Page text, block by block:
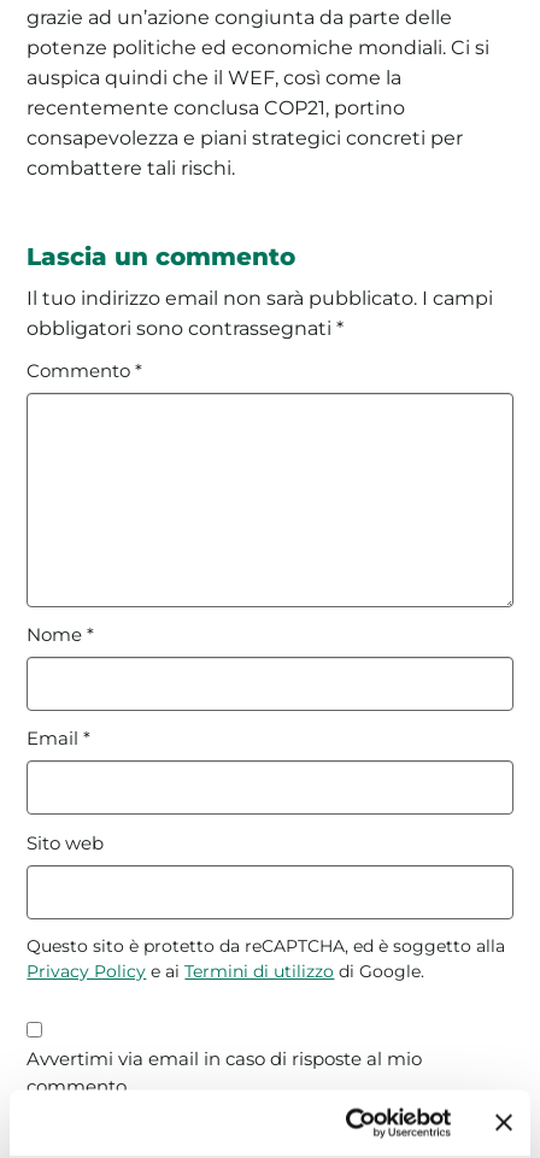
grazie ad un’azione congiunta da parte delle
potenze politiche ed economiche mondiali. Ci si
auspica quindi che il WEF, così come la
recentemente conclusa COP21, portino
consapevolezza e piani strategici concreti per
combattere tali rischi.
Lascia un commento
Il tuo indirizzo email non sarà pubblicato. I campi
obbligatori sono contrassegnati*
Commento*
Nome*
Email*
Sito web
Questo sito è protetto da reCAPTCHA, ed è soggetto alla
Privacy Policy e aiTermini di utilizzo di Google.
Avvertimi via email in caso di risposte al mio
commento.